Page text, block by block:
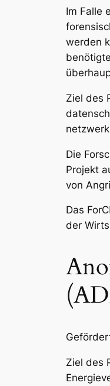
Im Falle
werden
Ziel des
Die
Projekt
von
Das
der
Ziel des